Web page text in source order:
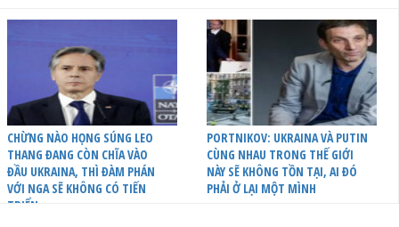
CHỪNG NÀO HỌNG SÚNG LEO
THANG ĐANG CÒN CHĨA VÀO
ĐẦU UKRAINA, THÌ ĐÀM PHÁN
VỚI NGA SẼ KHÔNG CÓ TIẾN
TRIỂN
PORTNIKOV: UKRAINA VÀ PUTIN
CÙNG NHAU TRONG THẾ GIỚI
NÀY SẼ KHÔNG TỒN TẠI, AI ĐÓ
PHẢI Ở LẠI MỘT MÌNH